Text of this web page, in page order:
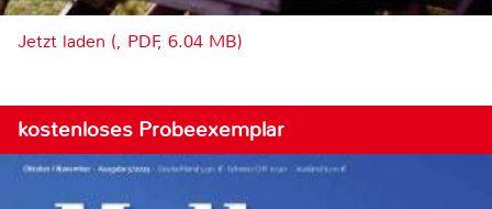
Jetzt laden (, PDF, 6.04 MB)
kostenloses Probeexemplar